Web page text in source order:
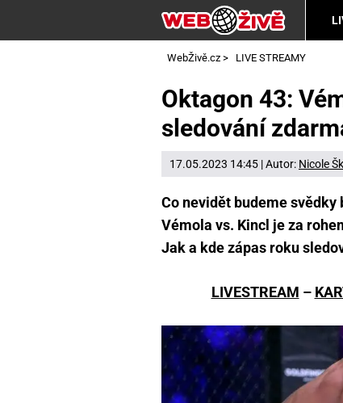
WebŽivě.cz > LIVE STREAMY
Oktagon 43:
sledování
17.05.2023 14:45 | Autor: Nicole
Co nevidět budeme svědky
Vémola vs. Kincl je za
Jak a kde zápas roku
LIVESTREAM –